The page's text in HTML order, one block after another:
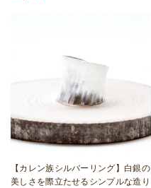
【カレン族シルバーリング】白銀の
美しさを際立たせるシンプルな造り